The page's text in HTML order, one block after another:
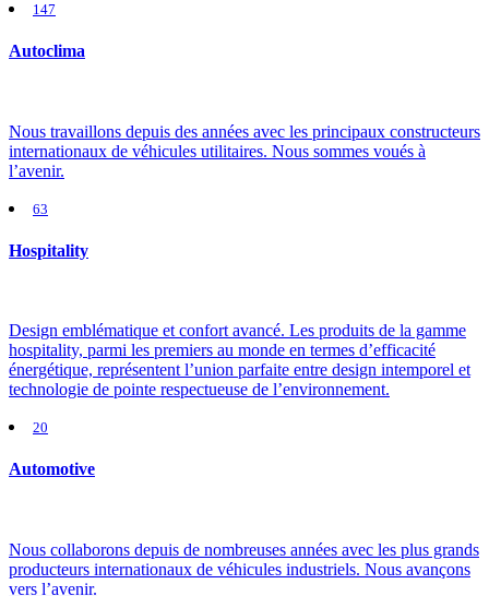
147
Autoclima
Nous travaillons depuis des années avec les principaux constructeurs
internationaux de véhicules utilitaires. Nous sommes voués à
l’avenir.
63
Hospitality
Design emblématique et confort avancé. Les produits de la gamme
hospitality, parmi les premiers au monde en termes d’efficacité
énergétique, représentent l’union parfaite entre design intemporel et
technologie de pointe respectueuse de l’environnement.
20
Automotive
Nous collaborons depuis de nombreuses années avec les plus grands
producteurs internationaux de véhicules industriels. Nous avançons
vers l’avenir.